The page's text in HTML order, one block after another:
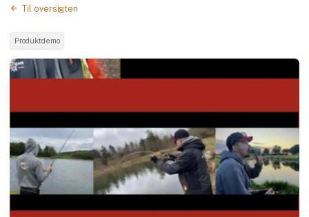
Til oversigten
Produktdemo